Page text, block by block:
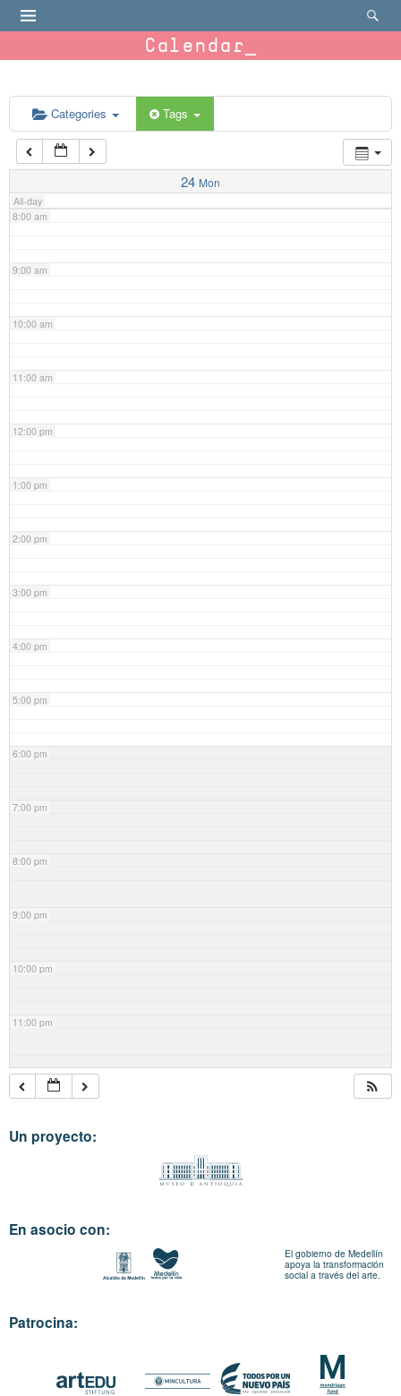
Calendar
Categories Tags
24 Mon
All-day
6:00 am
7:00 am
8:00 am
9:00 am
10:00 am
11:00 am
12:00 pm
1:00 pm
2:00 pm
3:00 pm
4:00 pm
5:00 pm
6:00 pm
7:00 pm
8:00 pm
9:00 pm
10:00 pm
11:00 pm
Un proyecto:
En asocio con:
El gobierno de Medellín
apoya la transformación
social a través del arte.
Patrocina: